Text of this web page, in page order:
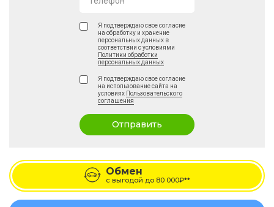
Я подтверждаю свое согласие
на обработку и хранение
персональных данных в
соответствии с условиями
Политики обработки
персональных данных
Я подтверждаю свое согласие
на использование сайта на
условиях Пользовательского
соглашения
Отправить
Обмен
с выгодой до 80 000₽**